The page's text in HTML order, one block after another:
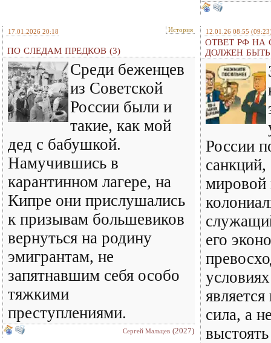
17.01.2026 20:18 История
ПО СЛЕДАМ ПРЕДКОВ (3)
Среди беженцев
из Советской
России были и
такие, как мой
дед с бабушкой.
Намучившись в
карантинном лагере, на
Кипре они прислушались
к призывам большевиков
вернуться на родину
эмигрантам, не
запятнавшим себя особо
тяжкими
преступлениями.
Сергей Мальцев (2027)
12.01.26 08:55
ОТВЕТ РФ НА
ДОЛЖЕН
России
санкций,
мировой
его
сила, а